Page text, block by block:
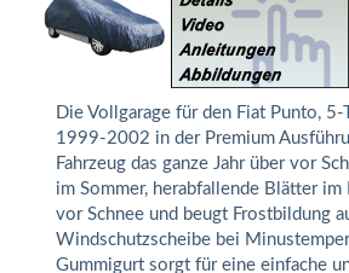
Die Vollgarage für den Fiat Punto,
1999-2002 in der Premium
Fahrzeug das ganze Jahr über vor
im Sommer, herabfallende Blätter
vor Schnee und beugt Frostbildung
Windschutzscheibe bei
Gummigurt sorgt für eine einfache